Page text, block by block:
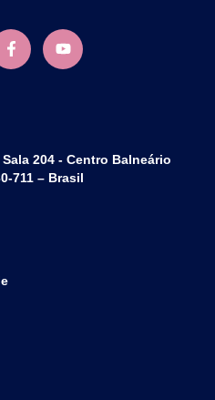
204 - Centro Balneário
711 – Brasil